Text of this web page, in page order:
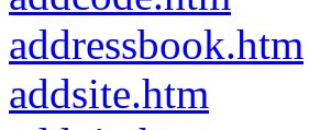
addressbook.htm
addsite.htm